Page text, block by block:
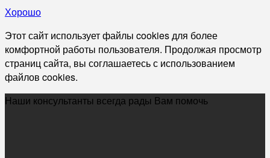
Хорошо
Этот сайт использует файлы cookies для более
комфортной работы пользователя. Продолжая просмотр
страниц сайта, вы соглашаетесь с использованием
файлов cookies.
Наши консультанты всегда рады Вам помочь